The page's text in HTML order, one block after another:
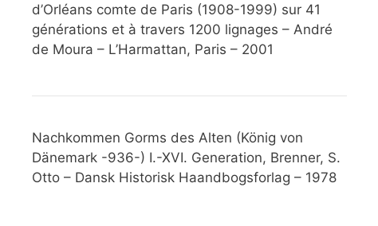
d’Orléans comte de Paris (1908-1999) sur 41
générations et à travers 1200 lignages – André
de Moura – L’Harmattan, Paris – 2001
Nachkommen Gorms des Alten (König von
Dänemark -936-) I.-XVI. Generation, Brenner, S.
Otto – Dansk Historisk Haandbogsforlag – 1978